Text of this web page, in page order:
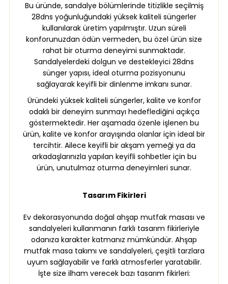
Bu üründe, sandalye bölümlerinde titizlikle seçilmiş
28dns yoğunluğundaki yüksek kaliteli süngerler
kullanılarak üretim yapılmıştır. Uzun süreli
konforunuzdan ödün vermeden, bu özel ürün size
rahat bir oturma deneyimi sunmaktadır.
Sandalyelerdeki dolgun ve destekleyici 28dns
sünger yapısı, ideal oturma pozisyonunu
sağlayarak keyifli bir dinlenme imkanı sunar.
Üründeki yüksek kaliteli süngerler, kalite ve konfor
odaklı bir deneyim sunmayı hedeflediğini açıkça
göstermektedir. Her aşamada özenle işlenen bu
ürün, kalite ve konfor arayışında olanlar için ideal bir
tercihtir. Ailece keyifli bir akşam yemeği ya da
arkadaşlarınızla yapılan keyifli sohbetler için bu
ürün, unutulmaz oturma deneyimleri sunar.
Tasarım Fikirleri
Ev dekorasyonunda doğal ahşap mutfak masası ve
sandalyeleri kullanmanın farklı tasarım fikirleriyle
odanıza karakter katmanız mümkündür. Ahşap
mutfak masa takımı ve sandalyeleri, çeşitli tarzlara
uyum sağlayabilir ve farklı atmosferler yaratabilir.
İşte size ilham verecek bazı tasarım fikirleri: